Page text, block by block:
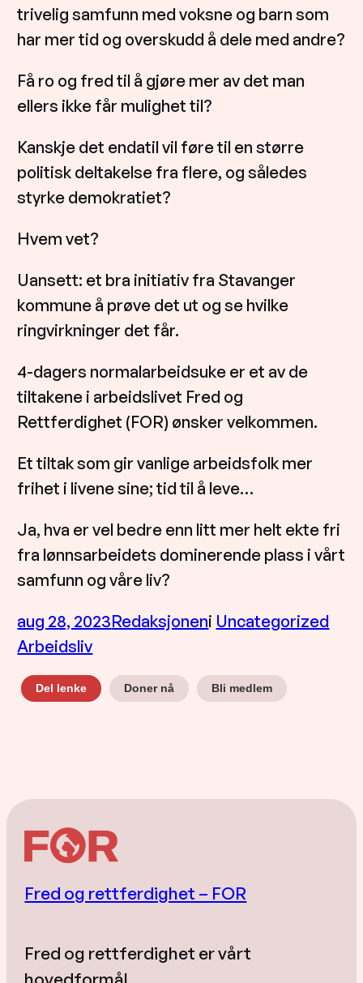
trivelig samfunn med voksne og barn som
har mer tid og overskudd å dele med andre?
Få ro og fred til å gjøre mer av det man
ellers ikke får mulighet til?
Kanskje det endatil vil føre til en større
politisk deltakelse fra flere, og således
styrke demokratiet?
Hvem vet?
Uansett: et bra initiativ fra Stavanger
kommune å prøve det ut og se hvilke
ringvirkninger det får.
4-dagers normalarbeidsuke er et av de
tiltakene i arbeidslivet Fred og
Rettferdighet (FOR) ønsker velkommen.
Et tiltak som gir vanlige arbeidsfolk mer
frihet i livene sine; tid til å leve…
Ja, hva er vel bedre enn litt mer helt ekte fri
fra lønnsarbeidets dominerende plass i vårt
samfunn og våre liv?
aug 28, 2023Redaksjoneni Uncategorized
Arbeidsliv
Del lenke Doner nå Bli medlem
Fred og rettferdighet – FOR
Fred og rettferdighet er vårt